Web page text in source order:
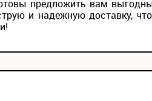
предложить вам
и надежную доставку,